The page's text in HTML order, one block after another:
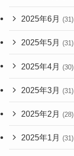
2025年6月 (31)
2025年5月 (31)
2025年4月 (30)
2025年3月 (31)
2025年2月 (28)
2025年1月 (31)